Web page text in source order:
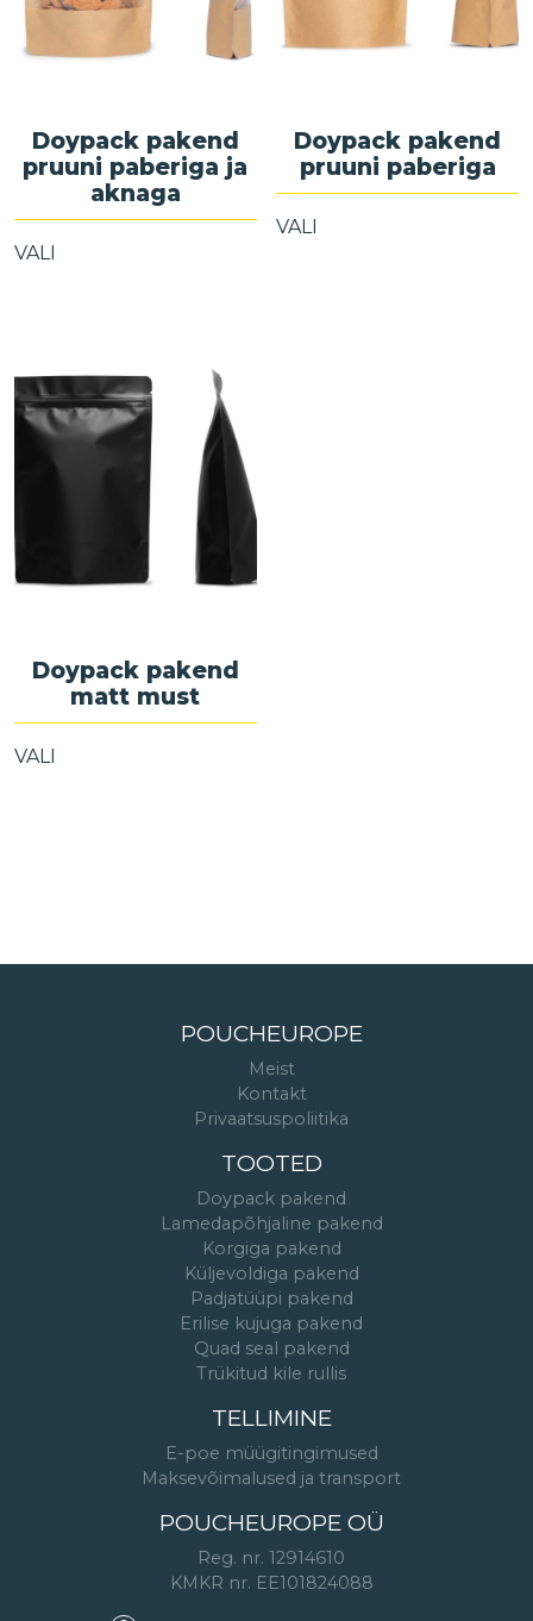
Doypack pakend
pruuni paberiga ja
aknaga
VALI
Doypack pakend
pruuni paberiga
VALI
Doypack pakend
matt must
VALI
POUCHEUROPE
Meist
Kontakt
Privaatsuspoliitika
TOOTED
Doypack pakend
Lamedapõhjaline pakend
Korgiga pakend
Küljevoldiga pakend
Padjatüüpi pakend
Erilise kujuga pakend
Quad seal pakend
Trükitud kile rullis
TELLIMINE
E-poe müügitingimused
Maksevõimalused ja transport
POUCHEUROPE OÜ
Reg. nr. 12914610
KMKR nr. EE101824088